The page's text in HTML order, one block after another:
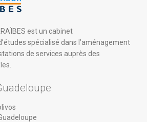
est un cabinet
spécialisé dans l’aménagement
de services auprès des